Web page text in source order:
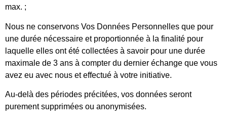
max. ;
Nous ne conservons Vos Données Personnelles que pour
une durée nécessaire et proportionnée à la finalité pour
laquelle elles ont été collectées à savoir pour une durée
maximale de 3 ans à compter du dernier échange que vous
avez eu avec nous et effectué à votre initiative.
Au-delà des périodes précitées, vos données seront
purement supprimées ou anonymisées.